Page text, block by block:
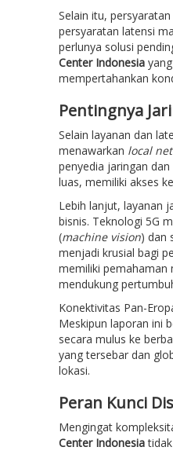
Selain itu,
persyaratan latensi
perlunya solusi
Center Indonesiayang
mempertahankan
Pentingnya
Selain layanan dan
menawarkan local
penyedia jaringan dan
luas, memiliki akses ke
Lebih lanjut, layanan
bisnis. Teknologi 5G
(machine vision) dan
menjadi krusial bagi
memiliki pemahaman
mendukung
Konektivitas Pan-
Meskipun laporan ini
secara mulus ke
yang tersebar dan
lokasi.
Peran Kunci
Mengingat
Center Indonesiatidak